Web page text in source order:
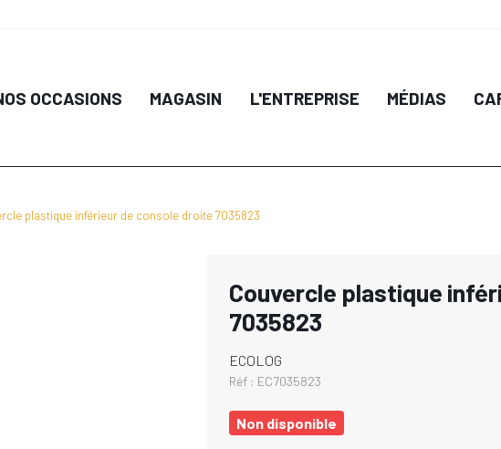
OCCASIONS MAGASIN L'ENTREPRISE MÉDIAS
plastique inférieur de console droite 7035823
Couvercle plastique
7035823
ECOLOG
Réf : EC7035823
Non disponible